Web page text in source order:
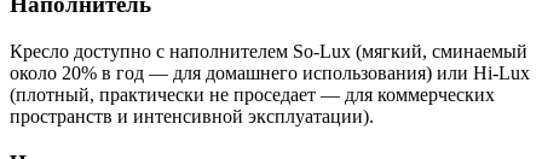
Кресло доступно с наполнителем So-Lux (мягкий, сминаемый
около 20% в год — для домашнего использования) или Hi-Lux
(плотный, практически не проседает — для коммерческих
пространств и интенсивной эксплуатации).